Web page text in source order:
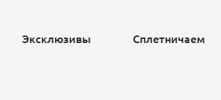
Эксклюзивы Сплетничаем